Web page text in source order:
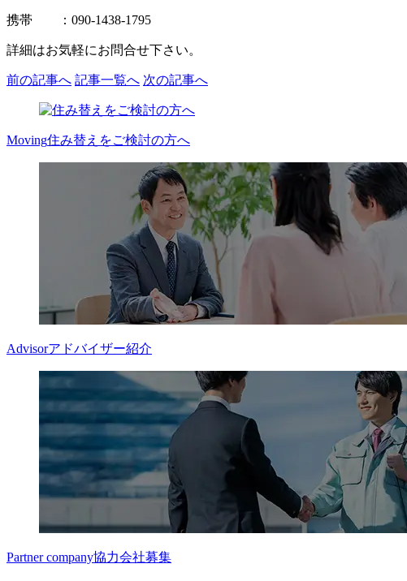
携帯 ：090-1438-1795
詳細はお気軽にお問合せ下さい。
前の記事へ 記事一覧へ 次の記事へ
Moving住み替えをご検討の方へ
Advisorアドバイザー紹介
Partner company協力会社募集